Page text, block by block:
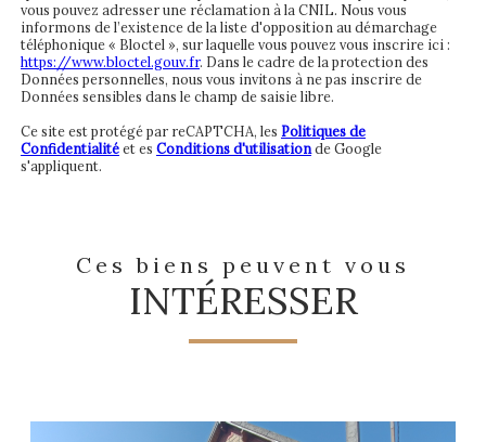
vous pouvez adresser une réclamation à la CNIL. Nous vous
informons de l’existence de la liste d'opposition au démarchage
téléphonique « Bloctel », sur laquelle vous pouvez vous inscrire ici :
https://www.bloctel.gouv.fr. Dans le cadre de la protection des
Données personnelles, nous vous invitons à ne pas inscrire de
Données sensibles dans le champ de saisie libre.
Ce site est protégé par reCAPTCHA, les Politiques de
Confidentialitéet es Conditions d'utilisationde Google
s'appliquent.
Ces biens peuvent vous
INTÉRESSER